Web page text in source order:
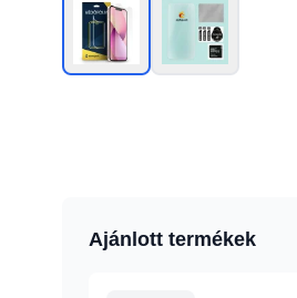
Ajánlott termékek